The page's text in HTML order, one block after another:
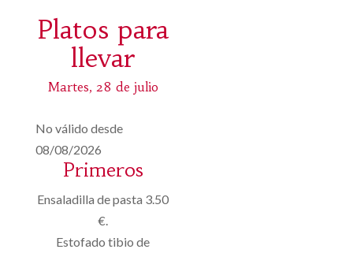
Platos para
llevar
Martes, 28 de julio
No válido desde
08/08/2026
Primeros
Ensaladilla de pasta 3.50
€.
Estofado tibio de